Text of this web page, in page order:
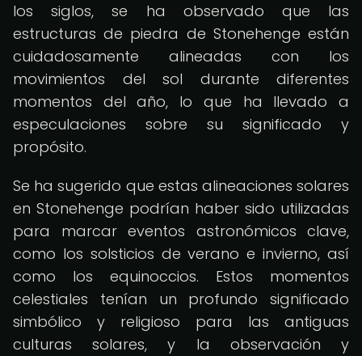
los siglos, se ha observado que las
estructuras de piedra de Stonehenge están
cuidadosamente alineadas con los
movimientos del sol durante diferentes
momentos del año, lo que ha llevado a
especulaciones sobre su significado y
propósito.
Se ha sugerido que estas alineaciones solares
en Stonehenge podrían haber sido utilizadas
para marcar eventos astronómicos clave,
como los solsticios de verano e invierno, así
como los equinoccios. Estos momentos
celestiales tenían un profundo significado
simbólico y religioso para las antiguas
culturas solares, y la observación y